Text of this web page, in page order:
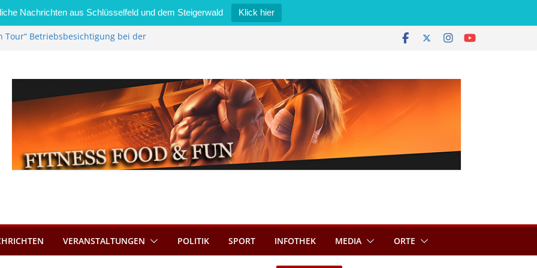
Nachrichten aus Schlüsselfeld und dem Steigerwald Klick hier
Tour“ Betriebsbesichtigung bei der
bietet Online-Anmeldung für
an
im Wert von 600 Euro
VERANSTALTUNGEN POLITIK SPORT INFOTHEK MEDIA ORTE